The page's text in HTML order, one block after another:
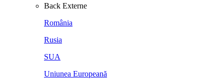
Back Externe
România
Rusia
SUA
Uniunea Europeană